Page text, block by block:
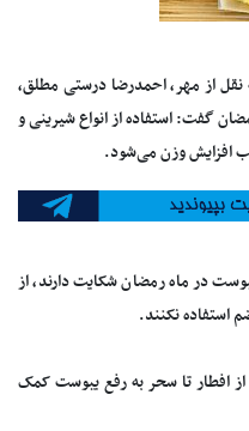
نقل از مهر، احمدرضا درستی مطلق،
گفت: استفاده از انواع شیرینی و
افزایش وزن می‌شود.
در ماه رمضان شکایت دارند، از
استفاده نکنند.
تا سحر به رفع یبوست کمک